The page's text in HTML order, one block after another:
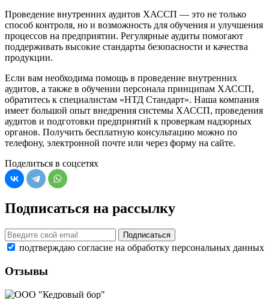
Проведение внутренних аудитов ХАССП — это не только
способ контроля, но и возможность для обучения и улучшения
процессов на предприятии. Регулярные аудиты помогают
поддерживать высокие стандарты безопасности и качества
продукции.
Если вам необходима помощь в проведение внутренних
аудитов, а также в обучении персонала принципам ХАССП,
обратитесь к специалистам «НТД Стандарт». Наша компания
имеет большой опыт внедрения системы ХАССП, проведения
аудитов и подготовки предприятий к проверкам надзорных
органов. Получить бесплатную консультацию можно по
телефону, электронной почте или через форму на сайте.
Поделиться в соцсетях
Подписаться на рассылку
Подписаться
подтверждаю согласие на обработку персональных данных
Отзывы